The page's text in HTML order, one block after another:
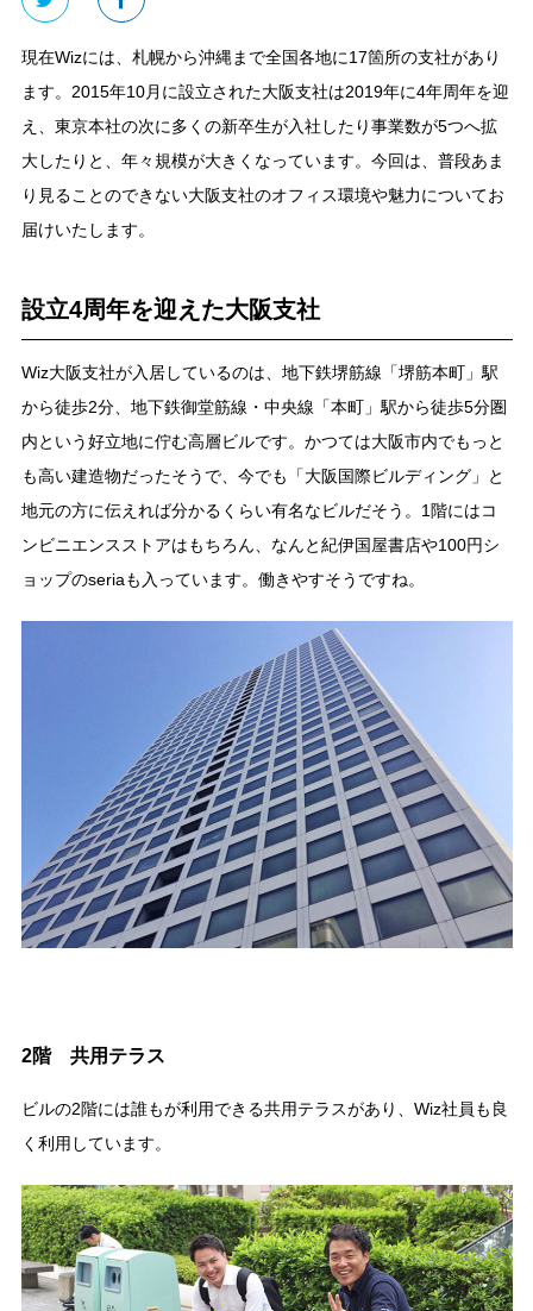
現在Wizには、札幌から沖縄まで全国各地に17箇所の支社があり
ます。2015年10月に設立された大阪支社は2019年に4年周年を迎
え、東京本社の次に多くの新卒生が入社したり事業数が5つへ拡
大したりと、年々規模が大きくなっています。今回は、普段あま
り見ることのできない大阪支社のオフィス環境や魅力についてお
届けいたします。
設立4周年を迎えた大阪支社
Wiz大阪支社が入居しているのは、地下鉄堺筋線「堺筋本町」駅
から徒歩2分、地下鉄御堂筋線・中央線「本町」駅から徒歩5分圏
内という好立地に佇む高層ビルです。かつては大阪市内でもっと
も高い建造物だったそうで、今でも「大阪国際ビルディング」と
地元の方に伝えれば分かるくらい有名なビルだそう。1階にはコ
ンビニエンスストアはもちろん、なんと紀伊国屋書店や100円シ
ョップのseriaも入っています。働きやすそうですね。
2階 共用テラス
ビルの2階には誰もが利用できる共用テラスがあり、Wiz社員も良
く利用しています。